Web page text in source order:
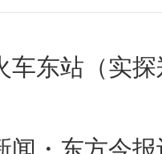
车东站（实